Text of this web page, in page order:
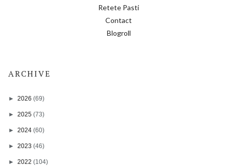
Retete Pasti
Contact
Blogroll
ARCHIVE
► 2026 (69)
► 2025 (73)
► 2024 (60)
► 2023 (46)
► 2022 (104)